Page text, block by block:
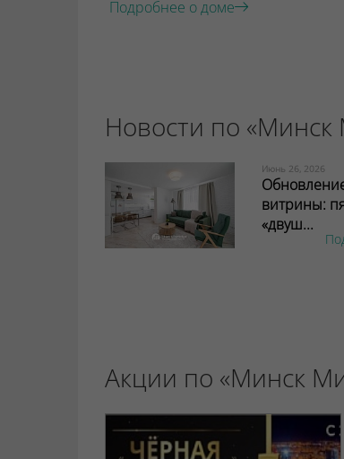
Подробнее о доме
Новости по «Минск
Июнь 26, 2026
витрины:
«двуш...
Акции по «Минск